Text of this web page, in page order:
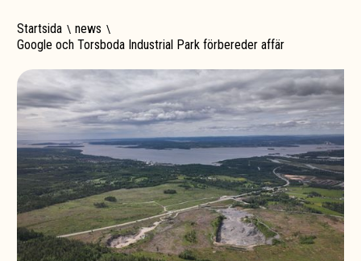
Startsida \ news \
Google och Torsboda Industrial Park förbereder affär